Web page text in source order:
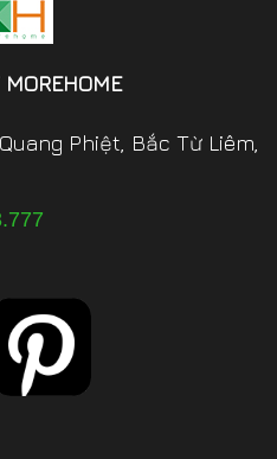
Phiệt, Bắc Từ Liêm,